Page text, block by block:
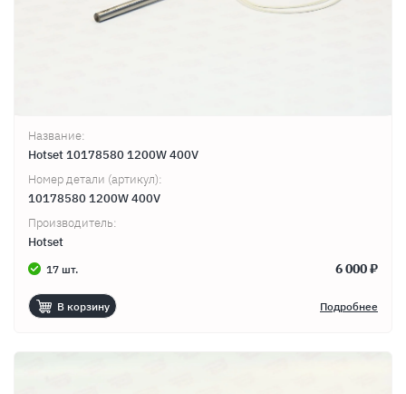
Название:
Hotset 10178580 1200W 400V
Номер детали (артикул):
10178580 1200W 400V
Производитель:
Hotset
17 шт. 6 000 ₽
В корзину Подробнее